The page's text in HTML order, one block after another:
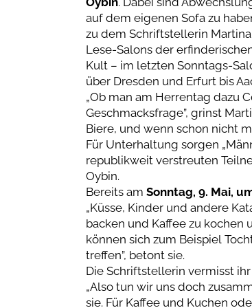
auf dem eigenen Sofa zu
zu dem Schriftstellerin
Lese-Salons der
Kult – im letzten Sonntags-
über Dresden und Erfurt bis
„Ob man am Herrentag dazu
Geschmacksfrage”, grinst
Biere, und wenn schon nicht
Für Unterhaltung sorgen
republikweit verstreuten
Oybin.
Bereits am Sonntag, 9. Mai,
„Küsse, Kinder und andere
backen und Kaffee zu kochen
können sich zum Beispiel
treffen”, betont sie.
Die Schriftstellerin vermisst
„Also tun wir uns doch
sie. Für Kaffee und Kuchen